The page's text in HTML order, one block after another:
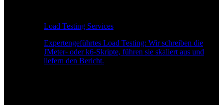
Load Testing Services
Expertengeführtes Load Testing: Wir schreiben die
JMeter- oder k6-Skripte, führen sie skaliert aus und
liefern den Bericht.